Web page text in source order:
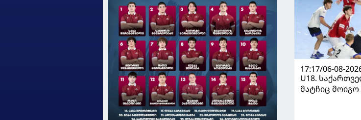
17:17/06-08-
U18.
მატჩიც